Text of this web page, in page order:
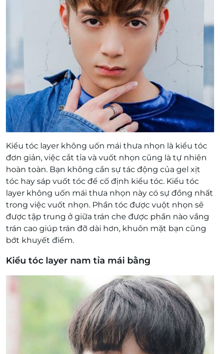
Kiểu tóc layer không uốn mái thưa nhọn là kiểu tóc
đơn giản, việc cắt tỉa và vuốt nhọn cũng là tự nhiên
hoàn toàn. Bạn không cần sự tác động của gel xịt
tóc hay sáp vuốt tóc để cố định kiểu tóc. Kiểu tóc
layer không uốn mái thưa nhọn này có sự đồng nhất
trong việc vuốt nhọn. Phần tóc được vuột nhọn sẽ
được tập trung ở giữa trán che được phần nào vầng
trán cao giúp trán đỡ dài hơn, khuôn mặt bạn cũng
bớt khuyết điểm.
Kiểu tóc layer nam tỉa mái bằng